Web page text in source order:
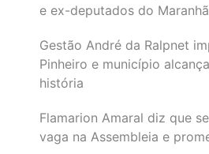
e ex-deputados do
Gestão André da Ralpnet
Pinheiro e município
história
Flamarion Amaral diz que
vaga na Assembleia e